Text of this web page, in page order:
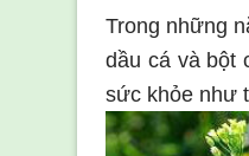
Trong những
dầu cá và bột
sức khỏe như